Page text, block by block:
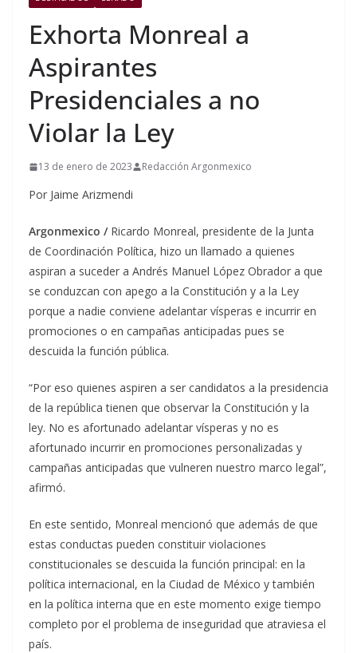
Exhorta Monreal a
Aspirantes
Presidenciales a no
Violar la Ley
13 de enero de 2023 Redacción Argonmexico
Por Jaime Arizmendi
Argonmexico / Ricardo Monreal, presidente de la Junta
de Coordinación Política, hizo un llamado a quienes
aspiran a suceder a Andrés Manuel López Obrador a que
se conduzcan con apego a la Constitución y a la Ley
porque a nadie conviene adelantar vísperas e incurrir en
promociones o en campañas anticipadas pues se
descuida la función pública.
“Por eso quienes aspiren a ser candidatos a la presidencia
de la república tienen que observar la Constitución y la
ley. No es afortunado adelantar vísperas y no es
afortunado incurrir en promociones personalizadas y
campañas anticipadas que vulneren nuestro marco legal”,
afirmó.
En este sentido, Monreal mencionó que además de que
estas conductas pueden constituir violaciones
constitucionales se descuida la función principal: en la
política internacional, en la Ciudad de México y también
en la política interna que en este momento exige tiempo
completo por el problema de inseguridad que atraviesa el
país.